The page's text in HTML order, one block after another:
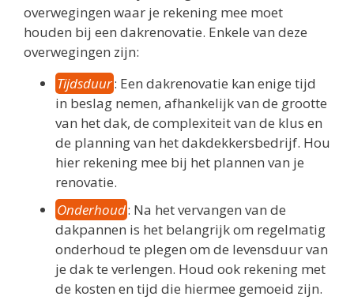
overwegingen waar je rekening mee moet
houden bij een dakrenovatie. Enkele van deze
overwegingen zijn:
Tijdsduur: Een dakrenovatie kan enige tijd
in beslag nemen, afhankelijk van de grootte
van het dak, de complexiteit van de klus en
de planning van het dakdekkersbedrijf. Hou
hier rekening mee bij het plannen van je
renovatie.
Onderhoud: Na het vervangen van de
dakpannen is het belangrijk om regelmatig
onderhoud te plegen om de levensduur van
je dak te verlengen. Houd ook rekening met
de kosten en tijd die hiermee gemoeid zijn.